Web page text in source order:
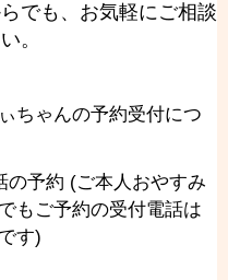
でも、お気軽にご相談
。
ちゃんの予約受付につ
の予約 (ご本人おやすみ
もご予約の受付電話は
す)